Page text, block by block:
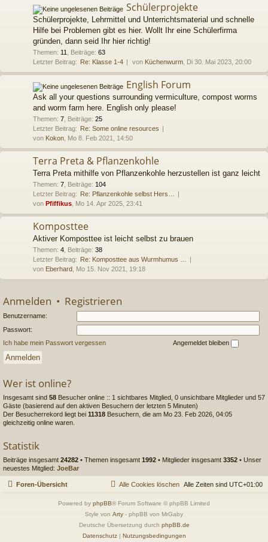
Schülerprojekte
Schülerprojekte, Lehrmittel und Unterrichtsmaterial und schnelle
Hilfe bei Problemen gibt es hier. Wollt Ihr eine Schülerfirma
gründen, dann seid Ihr hier richtig!
Themen: 11 Beiträge: 63
Letzter Beitrag: Re: Klasse 1-4 von Küchenwurm , Di 30. Mai 2023, 20:00
English Forum
Ask all your questions surrounding vermiculture, compost worms
and worm farm here. English only please!
Themen: 7 Beiträge: 25
Letzter Beitrag: Re: Some online resources
von Kokon , Mo 8. Feb 2021, 14:50
Terra Preta & Pflanzenkohle
Terra Preta mithilfe von Pflanzenkohle herzustellen ist ganz leicht
Themen: 7 Beiträge: 104
Letzter Beitrag: Re: Pflanzenkohle selbst Hers…
von Pfiffikus , Mo 14. Apr 2025, 23:41
Komposttee
Aktiver Komposttee ist leicht selbst zu brauen
Themen: 4 Beiträge: 38
Letzter Beitrag: Re: Komposttee aus Wurmhumus …
von Eberhard , Mo 15. Nov 2021, 19:18
Anmelden • Registrieren
Benutzername:
Passwort:
Ich habe mein Passwort vergessen
Angemeldet bleiben
Wer ist online?
Insgesamt sind 58 Besucher online :: 1 sichtbares Mitglied, 0 unsichtbare Mitglieder und 57
Gäste (basierend auf den aktiven Besuchern der letzten 5 Minuten)
Der Besucherrekord liegt bei 11318 Besuchern, die am Mo 23. Feb 2026, 04:05
gleichzeitig online waren.
Statistik
Beiträge insgesamt 24282 • Themen insgesamt 1992 • Mitglieder insgesamt 3352 • Unser
neuestes Mitglied: JoeBar
Foren-Übersicht Alle Zeiten sind UTC+01:00
Alle Cookies löschen
Powered by phpBB® Forum Software © phpBB Limited
Style von Arty - phpBB von MrGaby
Deutsche Übersetzung durch phpBB.de
Datenschutz| Nutzungsbedingungen